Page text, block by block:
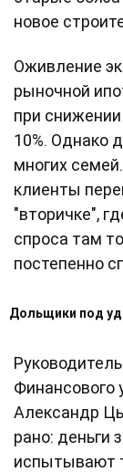
новое
Оживление
рыночной
при
10%. Однако
многих
клиенты
"вторичке",
спроса там
постепенно
Дольщики под
Финансового
Александр
рано: деньги
испытывают